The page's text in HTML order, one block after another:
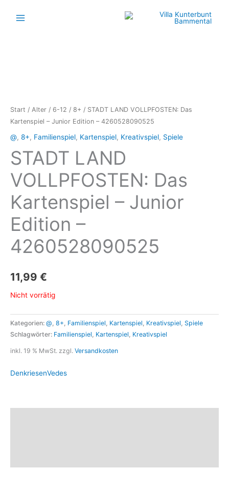
Inhalt
Start / Alter / 6-12 / 8+ / STADT LAND VOLLPFOSTEN: Das
Kartenspiel – Junior Edition – 4260528090525
@, 8+, Familienspiel, Kartenspiel, Kreativspiel, Spiele
STADT LAND
VOLLPFOSTEN: Das
Kartenspiel – Junior
Edition –
4260528090525
11,99 €
Nicht vorrätig
Kategorien: @ 8+ Familienspiel Kartenspiel Kreativspiel Spiele
Schlagwörter: Familienspiel Kartenspiel Kreativspiel
inkl. 19 % MwSt. zzgl. Versandkosten
DenkriesenVedes